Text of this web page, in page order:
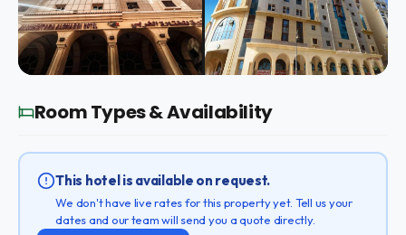
Room Types & Availability
This hotel is available on request.
We don't have live rates for this property yet. Tell us your
dates and our team will send you a quote directly.